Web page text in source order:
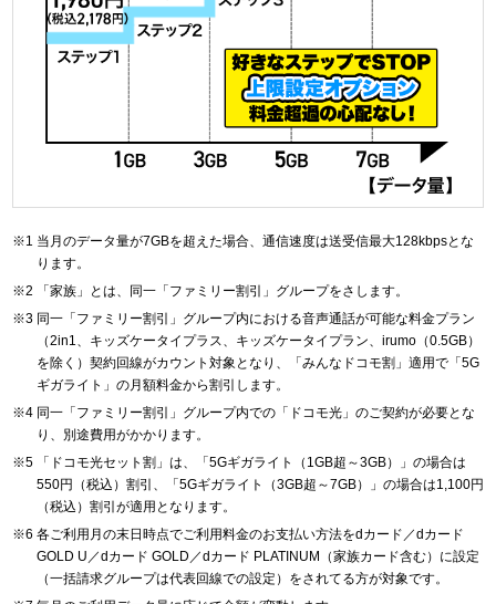
当月のデータ量が7GBを超えた場合、通信速度は送受信最大128kbpsとな
ります。
「家族」とは、同一「ファミリー割引」グループをさします。
同一「ファミリー割引」グループ内における音声通話が可能な料金プラン
（2in1、キッズケータイプラス、キッズケータイプラン、irumo（0.5GB）
を除く）契約回線がカウント対象となり、「みんなドコモ割」適用で「5G
ギガライト」の月額料金から割引します。
同一「ファミリー割引」グループ内での「ドコモ光」のご契約が必要とな
り、別途費用がかかります。
「ドコモ光セット割」は、「5Gギガライト（1GB超～3GB）」の場合は
550円（税込）割引、「5Gギガライト（3GB超～7GB）」の場合は1,100円
（税込）割引が適用となります。
各ご利用月の末日時点でご利用料金のお支払い方法をdカード／dカード
GOLD U／dカード GOLD／dカード PLATINUM（家族カード含む）に設定
（一括請求グループは代表回線での設定）をされてる方が対象です。